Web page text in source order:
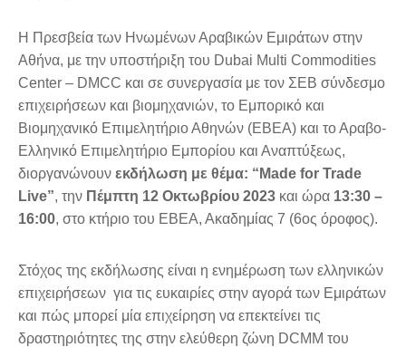
H Πρεσβεία των Ηνωμένων Αραβικών Εμιράτων στην
Αθήνα, με την υποστήριξη του Dubai Multi Commodities
Center – DMCC και σε συνεργασία με τον ΣΕΒ σύνδεσμο
επιχειρήσεων και βιομηχανιών, το Εμπορικό και
Βιομηχανικό Επιμελητήριο Αθηνών (ΕΒΕΑ) και το Αραβο-
Ελληνικό Επιμελητήριο Εμπορίου και Αναπτύξεως,
διοργανώνουν εκδήλωση με θέμα: “Made for Trade
Live”, την Πέμπτη 12 Οκτωβρίου 2023 και ώρα 13:30 –
16:00, στο κτήριο του ΕΒΕΑ, Ακαδημίας 7 (6ος όροφος).
Στόχος της εκδήλωσης είναι η ενημέρωση των ελληνικών
επιχειρήσεων για τις ευκαιρίες στην αγορά των Εμιράτων
και πώς μπορεί μία επιχείρηση να επεκτείνει τις
δραστηριότητες της στην ελεύθερη ζώνη DCMM του